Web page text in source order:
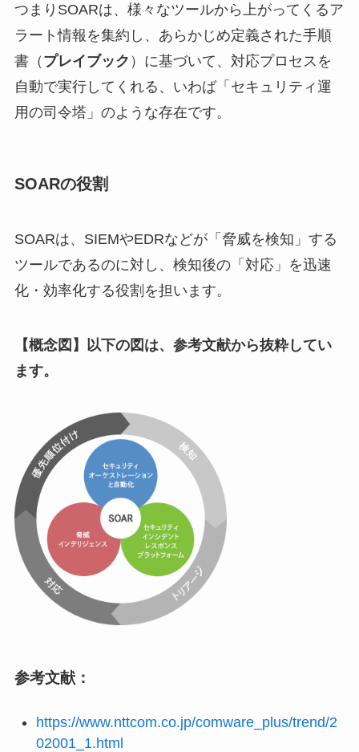
つまりSOARは、様々なツールから上がってくるア
ラート情報を集約し、あらかじめ定義された手順
書（ プレイブック ）に基づいて、対応プロセスを
自動で実行してくれる、いわば「セキュリティ運
用の司令塔」のような存在です。
SOARの役割
SOARは、SIEMやEDRなどが「脅威を検知」する
ツールであるのに対し、検知後の「対応」を迅速
化・効率化する役割を担います。
【概念図】以下の図は、参考文献から抜粋してい
ます。
参考文献：
https://www.nttcom.co.jp/comware_plus/trend/2
02001_1.html